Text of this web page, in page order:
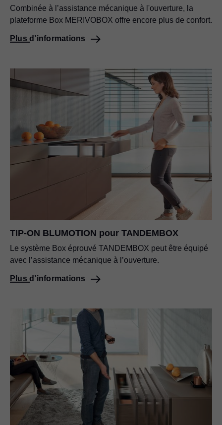
Combinée à l’assistance mécanique à l'ouverture, la
plateforme Box MERIVOBOX offre encore plus de confort.
Plus d’informations
TIP-ON BLUMOTION pour TANDEMBOX
Le système Box éprouvé TANDEMBOX peut être équipé
avec l’assistance mécanique à l’ouverture.
Plus d’informations